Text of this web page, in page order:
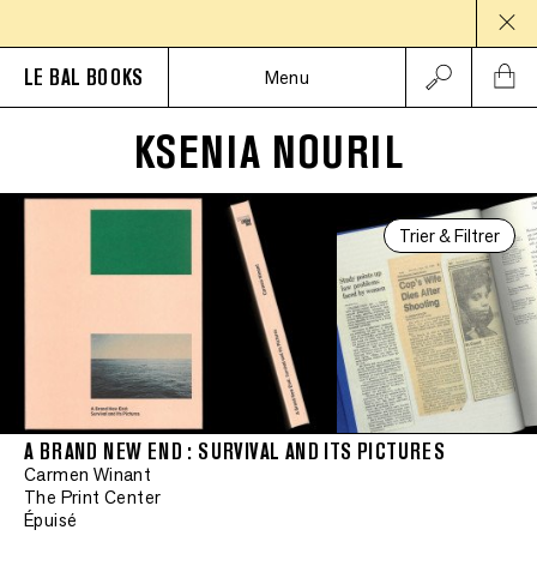
LE BAL BOOKS Menu
KSENIA NOURIL
Trier & Filtrer
A BRAND NEW END : SURVIVAL AND ITS PICTURES
Carmen Winant
The Print Center
Épuisé